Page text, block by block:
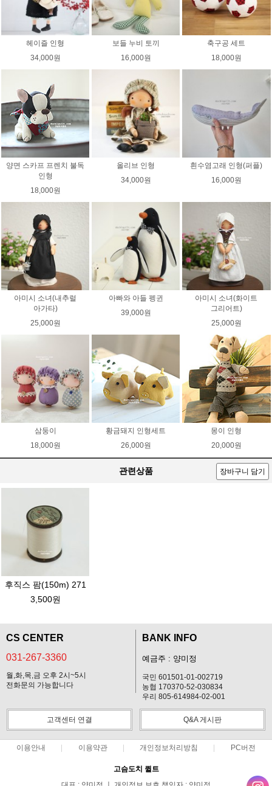
헤이즐 인형
34,000원
보들 누비 토끼
16,000원
축구공 세트
18,000원
양면 스카프 프렌치 불독
인형
18,000원
올리브 인형
34,000원
흰수염고래 인형(퍼플)
16,000원
아미시 소녀(내추럴
아가타)
25,000원
아빠와 아들 펭귄
39,000원
아미시 소녀(화이트
그리어트)
25,000원
삼둥이
18,000원
황금돼지 인형세트
26,000원
몽이 인형
20,000원
관련상품 장바구니 담기
후직스 팜(150m) 271
3,500원
CS CENTER
031-267-3360
월,화,목,금 오후 2시~5시
전화문의 가능합니다
BANK INFO
예금주 : 양미정
국민 601501-01-002719
농협 170370-52-030834
우리 805-614984-02-001
고객센터 연결 Q&A 게시판
이용안내 이용약관 개인정보처리방침 PC버전
고슴도치 퀼트